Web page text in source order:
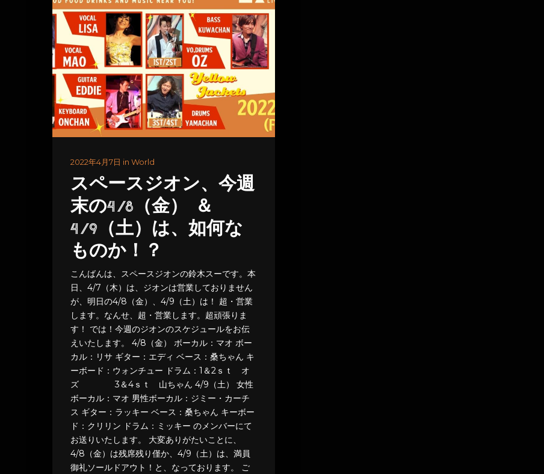
2022年4月7日 in World
スペースジオン、今週
末の4/8（金） ＆
4/9（土）は、如何な
ものか！？
こんばんは、スペースジオンの鈴木スーです。本
日、4/7（木）は、ジオンは営業しておりません
が、明日の4/8（金）、4/9（土）は！ 超・営業
します。なんせ、超・営業します。超頑張りま
す！ では！今週のジオンのスケジュールをお伝
えいたします。 4/8（金） ボーカル：マオ ボー
カル：リサ ギター：エディ ベース：桑ちゃん キ
ーボード：ウォンチュー ドラム：1＆2ｓｔ オ
ズ 3＆4ｓｔ 山ちゃん 4/9（土） 女性
ボーカル：マオ 男性ボーカル：ジミー・カーチ
ス ギター：ラッキー ベース：桑ちゃん キーボー
ド：クリリン ドラム：ミッキー のメンバーにて
お送りいたします。 大変ありがたいことに、
4/8（金）は残席残り僅か、4/9（土）は、満員
御礼ソールドアウト！と、なっております。 ご